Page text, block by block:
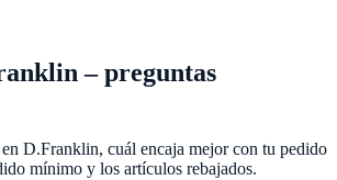
– preguntas
D.Franklin, cuál encaja mejor con tu pedido
mínimo y los artículos rebajados.